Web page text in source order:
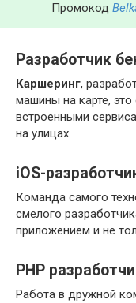
Промокод
Разработчик
Каршеринг,
машины на карте,
встроенными
на улицах.
iOS-
Команда самого
смелого
приложением и не
PHP
Работа в дружной